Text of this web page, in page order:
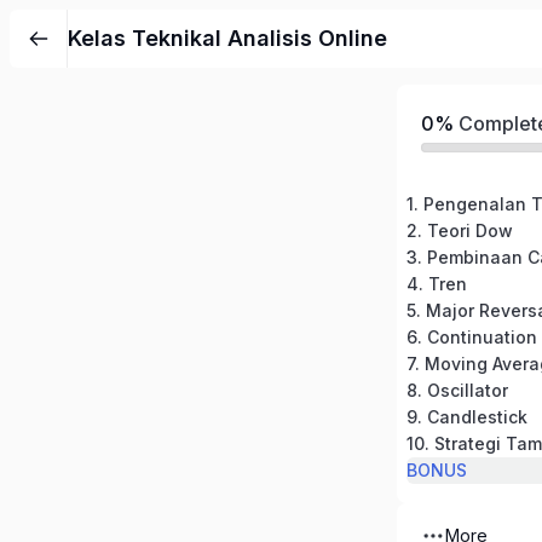
Kelas Teknikal Analisis Online
0%
2. Teori Dow
3. Pembinaan
4. Tren
5. Major
6. Continuation
7. Moving
8. Oscillator
9. Candlestick
10. Strategi
BONUS
More